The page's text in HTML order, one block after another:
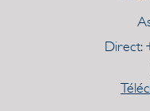
Direct: